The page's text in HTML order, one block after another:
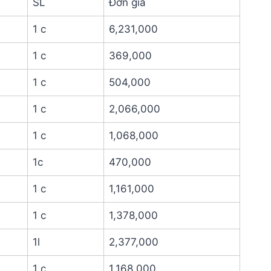
1 c 6,231,000
1 c 369,000
1 c 504,000
1 c 2,066,000
1 c 1,068,000
1c 470,000
1 c 1,161,000
1 c 1,378,000
1l 2,377,000
1 c 1,168,000